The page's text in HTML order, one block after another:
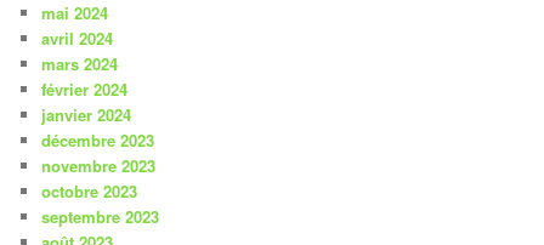
mai 2024
avril 2024
mars 2024
février 2024
janvier 2024
décembre 2023
novembre 2023
octobre 2023
septembre 2023